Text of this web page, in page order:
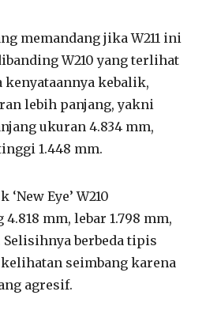
memandang jika W211 ini
W210 yang terlihat
kenyataannya kebalik,
lebih panjang, yakni
ukuran 4.834 mm,
1.448 mm.
Eye’ W210
mm, lebar 1.798 mm,
Selisihnya berbeda tipis
seimbang karena
agresif.